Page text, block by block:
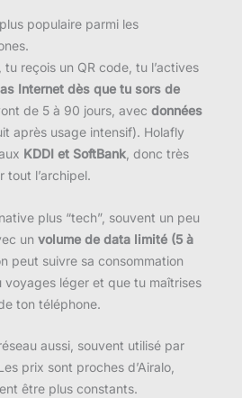
populaire parmi les
tu reçois un QR code, tu l’actives
Internet dès que tu sors de
de 5 à 90 jours, avec données
après usage intensif). Holafly
KDDI et SoftBank , donc très
tout l’archipel.
plus “tech”, souvent un peu
un volume de data limité (5 à
peut suivre sa consommation
voyages léger et que tu maîtrises
ton téléphone.
aussi, souvent utilisé par
prix sont proches d’Airalo,
être plus constants.